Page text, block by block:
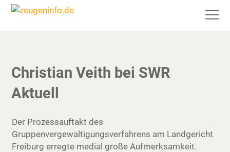
Christian Veith bei SWR
Aktuell
Der Prozessauftakt des
Gruppenvergewaltigungsverfahrens am Landgericht
Freiburg erregte medial große Aufmerksamkeit.